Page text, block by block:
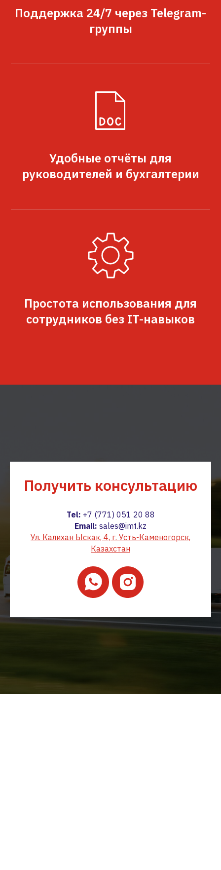
Поддержка 24/7 через Telegram-
группы
Удобные отчёты для
руководителей и бухгалтерии
Простота использования для
сотрудников без IT-навыков
Получить консультацию
Tel: +7 (771) 051 20 88
Email: sales@imt.kz
Ул. Калихан Ыскак, 4, г. Усть-Каменогорск,
Казахстан